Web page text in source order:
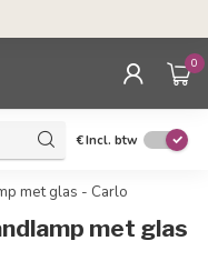
0
€Incl. btw
met glas - Carlo
met glas